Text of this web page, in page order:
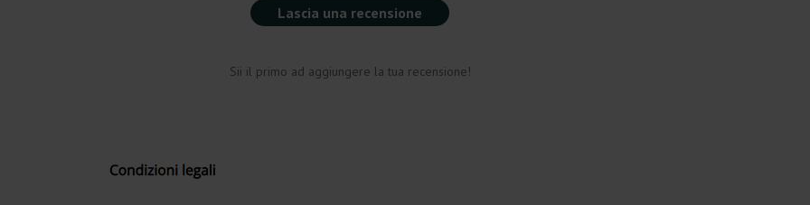
Lascia una recensione
Sii il primo ad aggiungere la tua recensione!